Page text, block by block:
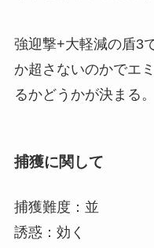
強迎撃+大軽減の盾3
か超さないのかでエ
るかどうかが決まる。
捕獲に関して
捕獲難度：並
誘惑：効く